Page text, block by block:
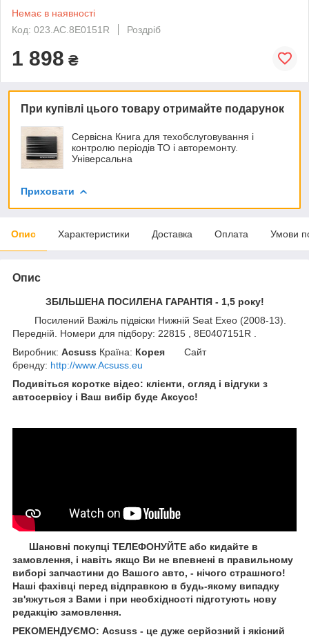
Немає в наявності
Код: 023.AC.8E0151R
Роздріб
1 898 ₴
При купівлі цього товару отримайте подарунок
Сервісна Книга для техобслуговування і
контролю періодів ТО і авторемонту.
Універсальна
Приховати
Опис Характеристики Доставка Оплата Умови
Опис
ЗБІЛЬШЕНА ПОСИЛЕНА ГАРАНТІЯ - 1,5 року!
Посилений Важіль підвіски Нижній Seat Exeo (2008-13).
Передній. Номери для підбору: 22815 , 8E0407151R .
Виробник: Acsuss Країна: Корея
Сайт
бренду: http://www.Acsuss.eu
Подивіться коротке відео: клієнти, огляд і відгуки з
автосервісу і Ваш вибір буде Aксусс!
Шановні покупці ТЕЛЕФОНУЙТЕ або кидайте в
замовлення, і навіть якщо Ви не впевнені в правильному
виборі запчастини до Вашого авто, - нічого страшного!
Наші фахівці перед відправкою в будь-якому випадку
зв'яжуться з Вами і при необхідності підготують нову
редакцію замовлення.
РЕКОМЕНДУЄМО: Acsuss - це дуже серйозний і якісний